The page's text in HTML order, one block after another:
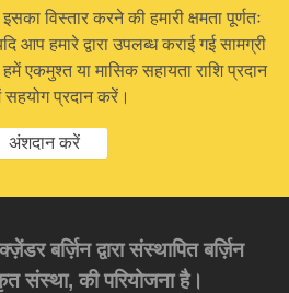
विस्तार करने की हमारी क्षमता पूर्णतः
आप हमारे द्वारा उपलब्ध कराई गई सामग्री
एकमुश्त या मासिक सहायता राशि प्रदान
प्रदान करें।
अंशदान करें
बर्ज़िन द्वारा संस्थापित बर्ज़िन
संस्था, की परियोजना है।